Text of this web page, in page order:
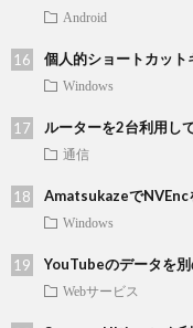
Android
個人的ショートカット
Windows
ルーターを2台利用し
通信
AmatsukazeでNVEnc
Windows
YouTubeのデータを
Webサービス